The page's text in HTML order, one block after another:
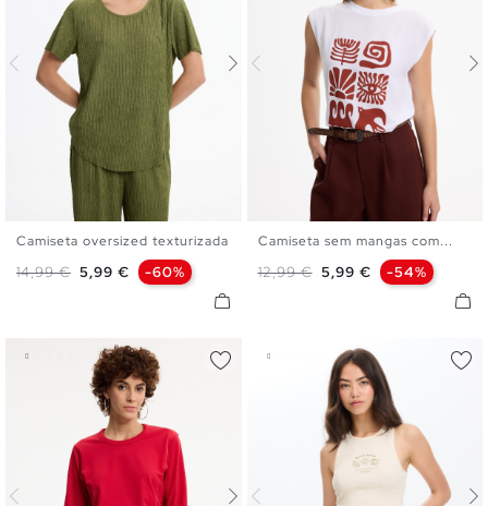
Camiseta oversized texturizada
Preço normal
14,99 € Preço
5,99 € -60%
M
Camiseta sem mangas com...
Preço normal
12,99 € Preço
5,99 € -54%